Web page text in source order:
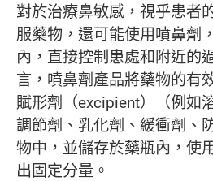
對於治療鼻敏感，視乎患者
服藥物，還可能使用噴鼻劑
內，直接控制患處和附近的
言，噴鼻劑產品將藥物的有
賦形劑（excipient）（例如
調節劑、乳化劑、緩衝劑、
物中，並儲存於藥瓶內，使
出固定分量。